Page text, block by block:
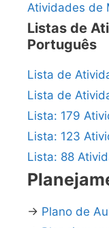
Atividades de
Listas de
Português
Lista de
Lista de
Lista: 179
Lista: 123
Lista: 88
→ Plano de